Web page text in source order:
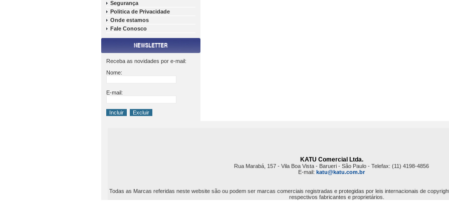
Segurança
Politica de Privacidade
Onde estamos
Fale Conosco
Receba as novidades por e-mail:
Nome:
E-mail:
KATU Comercial Ltda.
Rua Marabá, 157 - Vila Boa Vista - Barueri - São Paulo - Telefax: (11) 4198-4856
E-mail: katu@katu.com.br
Todas as Marcas referidas neste website são ou podem ser marcas comerciais registradas e protegidas por leis internacionais de
respectivos fabricantes e proprietários.